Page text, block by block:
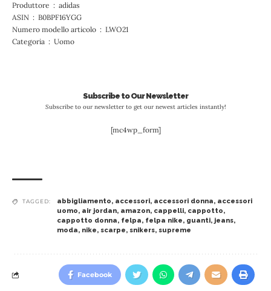
Produttore ‏ : ‎ adidas
ASIN ‏ : ‎ B0BPF16YGG
Numero modello articolo ‏ : ‎ LWO21
Categoria ‏ : ‎ Uomo
Subscribe to Our Newsletter
Subscribe to our newsletter to get our newest articles instantly!
[mc4wp_form]
TAGGED: abbigliamento, accessori, accessori donna, accessori
uomo, air jordan, amazon, cappelli, cappotto,
cappotto donna, felpa, felpa nike, guanti, jeans,
moda, nike, scarpe, snikers, supreme
Facebook